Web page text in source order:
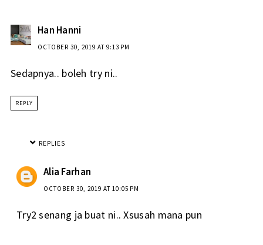
Han Hanni
OCTOBER 30, 2019 AT 9:13 PM
Sedapnya.. boleh try ni..
REPLY
REPLIES
Alia Farhan
OCTOBER 30, 2019 AT 10:05 PM
Try2 senang ja buat ni.. Xsusah mana pun